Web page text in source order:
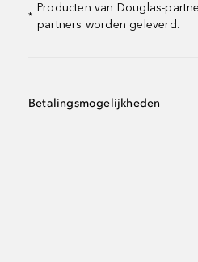
*
Producten van Douglas-
partners worden geleverd.
Betalingsmogelijkheden